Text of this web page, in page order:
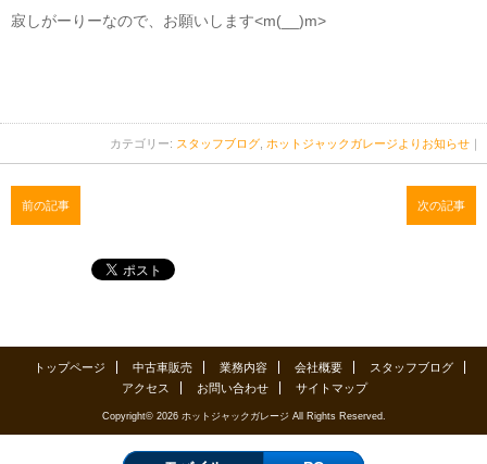
寂しがーりーなので、お願いします<m(__)m>
カテゴリー: スタッフブログ ホットジャックガレージよりお知らせ ｜
前の記事 次の記事
トップページ 中古車販売 業務内容 会社概要
スタッフブログ
アクセス
お問い合わせ サイトマップ
Copyright© 2026 ホットジャックガレージ All Rights Reserved.